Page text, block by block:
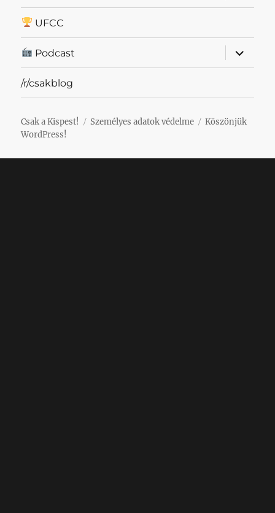
UFCC
Podcast
almenü
/r/csakblog
Csak a Kispest! Személyes adatok védelme
Köszönjük
WordPress!